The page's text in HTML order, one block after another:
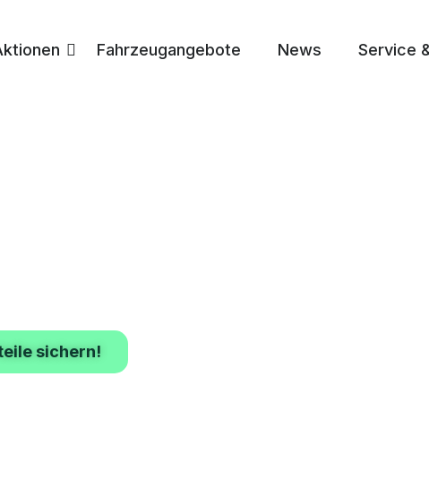
Fahrzeugangebote News Service
sichern!